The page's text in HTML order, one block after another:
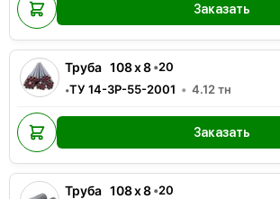
Заказать
Труба 108x8•20
•ТУ 14-3Р-55-2001 4.12 тн
Заказать
Труба 108x8•20